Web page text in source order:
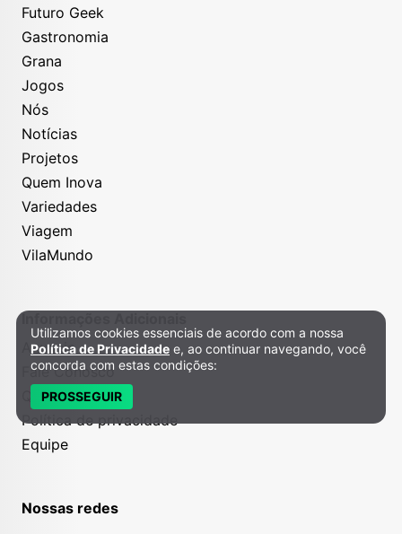
Futuro Geek
Gastronomia
Grana
Jogos
Nós
Notícias
Projetos
Quem Inova
Variedades
Viagem
VilaMundo
Informações Adicionais
Anuncie
Fale Conosco
Quem somos
Política de privacidade
Equipe
Nossas redes
Política de Privacidade e Cookies
Utilizamos cookies essenciais de acordo com a nossa
Política de Privacidade e, ao continuar navegando, você
concorda com estas condições:
PROSSEGUIR